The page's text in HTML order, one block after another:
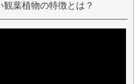
ケープの「経営者ブログ
、是非、ご覧いただけま
観葉植物の特徴とは？